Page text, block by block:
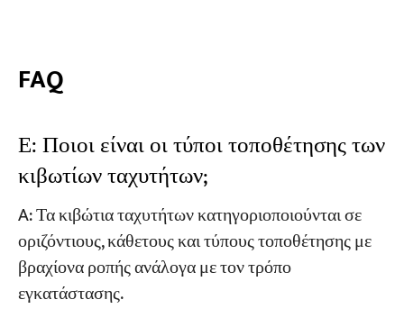
FAQ
Ε: Ποιοι είναι οι τύποι τοποθέτησης των
κιβωτίων ταχυτήτων;
A: Τα κιβώτια ταχυτήτων κατηγοριοποιούνται σε
οριζόντιους, κάθετους και τύπους τοποθέτησης με
βραχίονα ροπής ανάλογα με τον τρόπο
εγκατάστασης.